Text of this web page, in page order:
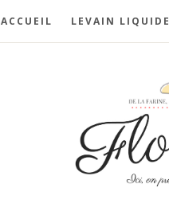
ACCUEIL LEVAIN LIQUIDE